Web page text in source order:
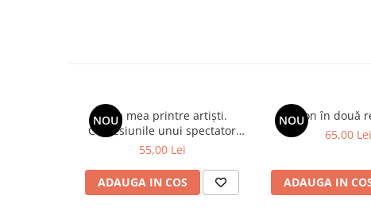
NOU
Viața mea printre artiști.
Confesiunile unui spectator
fidel
55,00 Lei
ADAUGA IN COS
NOU
Spion în două
65,00 Lei
ADAUGA IN